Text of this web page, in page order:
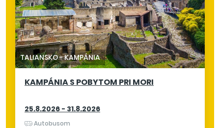
TALIANSKO-KAMPÁNIA
KAMPÁNIA S POBYTOM PRI MORI
25.8.2026 - 31.8.2026
Autobusom